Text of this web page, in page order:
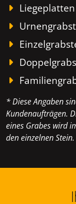
* Diese Angaben
Kundenaufträgen.
eines Grabes wird
den einzelnen Stein.